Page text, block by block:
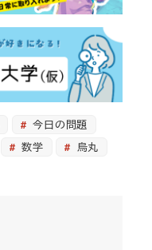
今日の問題
数学
烏丸